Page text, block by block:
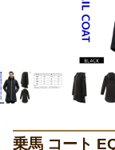
乗馬 コート